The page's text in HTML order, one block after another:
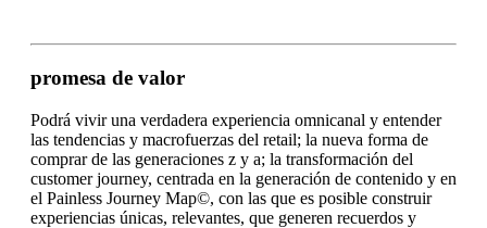
promesa de valor
Podrá vivir una verdadera experiencia omnicanal y entender
las tendencias y macrofuerzas del retail; la nueva forma de
comprar de las generaciones z y a; la transformación del
customer journey, centrada en la generación de contenido y en
el Painless Journey Map©, con las que es posible construir
experiencias únicas, relevantes, que generen recuerdos y